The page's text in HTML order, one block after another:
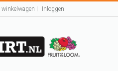
Inloggen